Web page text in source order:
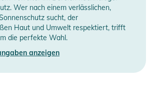
Wer nach einem verlässlichen,
sucht, der
Haut und Umwelt respektiert, trifft
die perfekte Wahl.
anzeigen